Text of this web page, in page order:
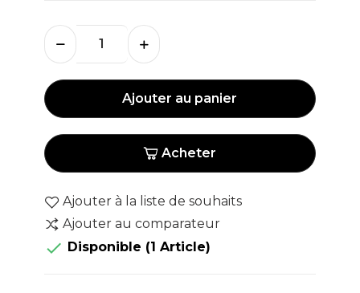
Ajouter au panier
Acheter
Ajouter à la liste de souhaits
Ajouter au comparateur
 Disponible (1 Article)